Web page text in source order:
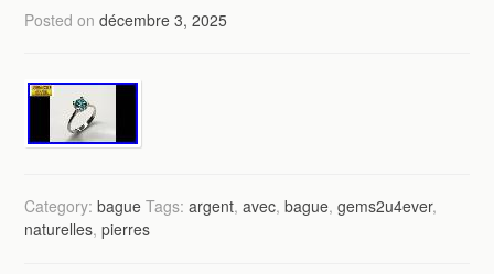
Posted ondécembre 3, 2025
Category:bague Tags:argent,avec,bague,gems2u4ever,
naturelles,pierres